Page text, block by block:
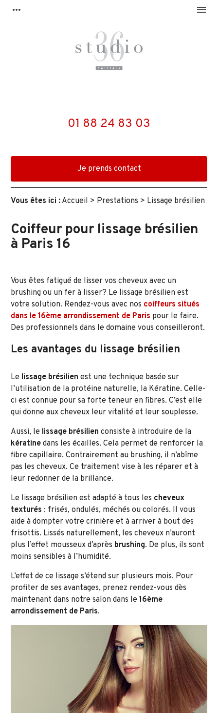
more_horiz menu
01 88 24 83 03
Je prends contact
Vous êtes ici : Accueil > Prestations > Lissage brésilien
Coiffeur pour lissage brésilien
à Paris 16
Vous êtes fatigué de lisser vos cheveux avec un
brushing ou un fer à lisser? Le lissage brésilien est
votre solution. Rendez-vous avec nos coiffeurs situés
dans le 16ème arrondissement de Paris pour le faire.
Des professionnels dans le domaine vous conseilleront.
Les avantages du lissage brésilien
Le lissage brésilien est une technique basée sur
l’utilisation de la protéine naturelle, la Kératine. Celle-
ci est connue pour sa forte teneur en fibres. C’est elle
qui donne aux cheveux leur vitalité et leur souplesse.
Aussi, le lissage brésilien consiste à introduire de la
kératine dans les écailles. Cela permet de renforcer la
fibre capillaire. Contrairement au brushing, il n’abîme
pas les cheveux. Ce traitement vise à les réparer et à
leur redonner de la brillance.
Le lissage brésilien est adapté à tous les cheveux
texturés : frisés, ondulés, méchés ou colorés. Il vous
aide à dompter votre crinière et à arriver à bout des
frisottis. Lissés naturellement, les cheveux n’auront
plus l’effet mousseux d’après brushing. De plus, ils sont
moins sensibles à l’humidité.
L’effet de ce lissage s’étend sur plusieurs mois. Pour
profiter de ses avantages, prenez rendez-vous dès
maintenant dans notre salon dans le16ème
arrondissement de Paris.